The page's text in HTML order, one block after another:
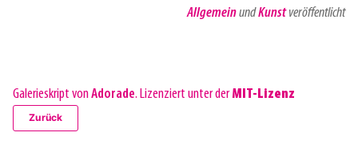
AllgemeinundKunstveröffentlicht
Galerieskript vonAdorade. Lizenziert unter derMIT-Lizenz
Zurück